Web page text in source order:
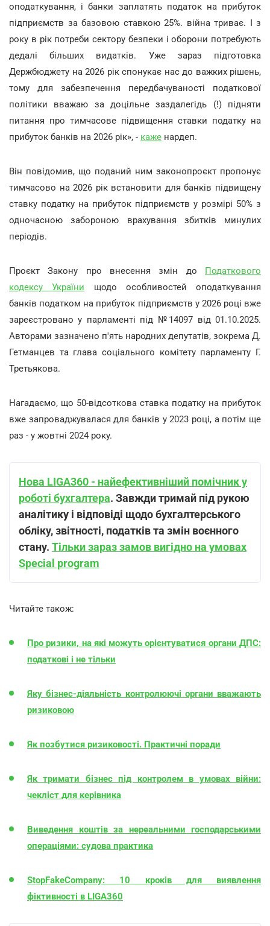
оподаткування, і банки заплатять податок на прибуток
підприємств за базовою ставкою 25%. війна триває. І з
року в рік потреби сектору безпеки і оборони потребують
дедалі більших видатків. Уже зараз підготовка
Держбюджету на 2026 рік спонукає нас до важких рішень,
тому для забезпечення передбачуваності податкової
політики вважаю за доцільне заздалегідь (!) підняти
питання про тимчасове підвищення ставки податку на
прибуток банків на 2026 рік», - каже нардеп.
Він повідомив, що поданий ним законопроєкт пропонує
тимчасово на 2026 рік встановити для банків підвищену
ставку податку на прибуток підприємств у розмірі 50% з
одночасною забороною врахування збитків минулих
періодів.
Проєкт Закону про внесення змін до Податкового
кодексу України щодо особливостей оподаткування
банків податком на прибуток підприємств у 2026 році вже
зареєстровано у парламенті під №14097 від 01.10.2025.
Авторами зазначено п'ять народних депутатів, зокрема Д.
Гетманцев та глава соціального комітету парламенту Г.
Третьякова.
Нагадаємо, що 50-відсоткова ставка податку на прибуток
вже запроваджувалася для банків у 2023 році, а потім ще
раз - у жовтні 2024 року.
Нова LIGA360 - найефективніший помічник у
роботі бухгалтера. Завжди тримай під рукою
аналітику і відповіді щодо бухгалтерського
обліку, звітності, податків та змін воєнного
стану. Тільки зараз замов вигідно на умовах
Special program
Читайте також:
Про ризики, на які можуть орієнтуватися органи ДПС:
податкові і не тільки
Яку бізнес-діяльність контролюючі органи вважають
ризиковою
Як позбутися ризиковості. Практичні поради
Як тримати бізнес під контролем в умовах війни:
чекліст для керівника
Виведення коштів за нереальними господарськими
операціями: судова практика
StopFakeCompany: 10 кроків для виявлення
фіктивності в LIGA360